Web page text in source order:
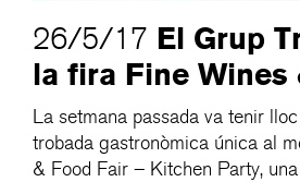
26/5/17 El Grup
la fira Fine Wines
La setmana passada va tenir
trobada gastronòmica única al
& Food Fair – Kitchen Party,